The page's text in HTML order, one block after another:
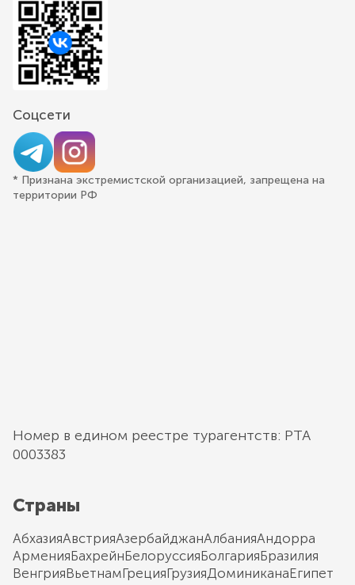
Соцсети
* Признана экстремистской организацией, запрещена на
территории РФ
Номер в едином реестре турагентств: РТА
0003383
Страны
АбхазияАвстрияАзербайджанАлбанияАндорра
АрменияБахрейнБелоруссияБолгарияБразилия
ВенгрияВьетнамГрецияГрузияДоминиканаЕгипет